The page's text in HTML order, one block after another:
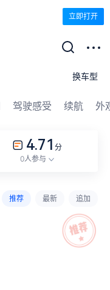
立即打开
换车型
驾驶感受 续航 外
4.71 分
0人参与
推荐 最新 追加